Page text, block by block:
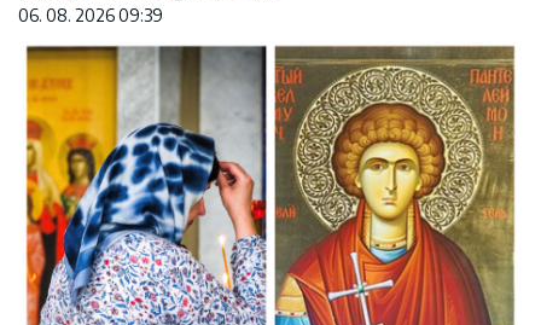
06. 08. 2026 09:39